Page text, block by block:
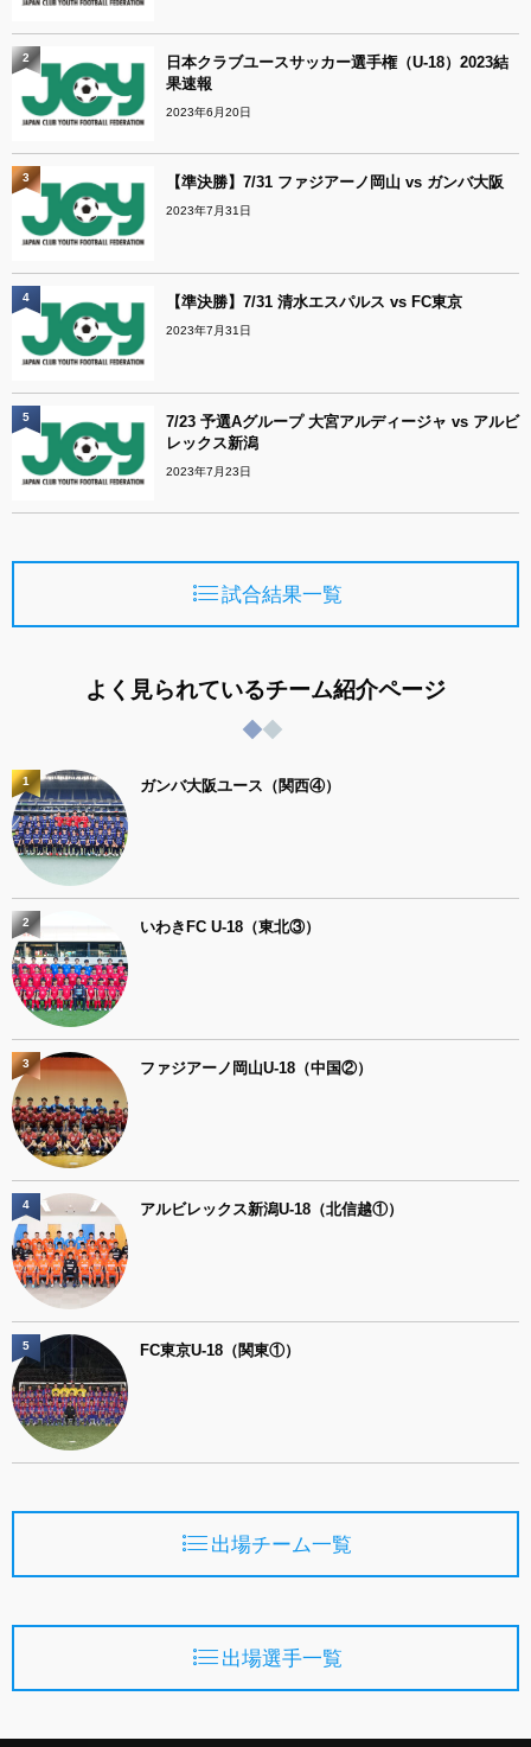
日本クラブユースサッカー選手権（U-18）2023結
果速報
2023年6月20日
2
【準決勝】7/31 ファジアーノ岡山 vs ガンバ大阪
2023年7月31日
3
【準決勝】7/31 清水エスパルス vs FC東京
2023年7月31日
4
7/23 予選Aグループ 大宮アルディージャ vs アルビ
レックス新潟
2023年7月23日
5
試合結果一覧
よく見られているチーム紹介ページ
ガンバ大阪ユース（関西④）
1
いわきFC U-18（東北③）
2
ファジアーノ岡山U-18（中国②）
3
アルビレックス新潟U-18（北信越①）
4
FC東京U-18（関東①）
5
出場チーム一覧
出場選手一覧